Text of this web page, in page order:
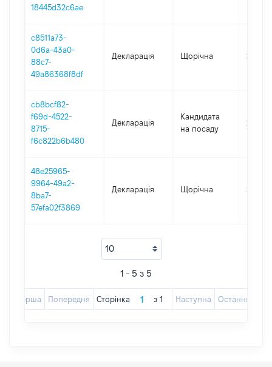
18445d32c6ae
c8511a73-
0d6a-43a0-
88c7-
49a86368f8df
Декларація Щорічна 2023
cb8bcf82-
f69d-4522-
8715-
f6c822b6b480
Декларація
Кандидата
на посаду
2022
48e25965-
9964-49a2-
8ba7-
57efa02f3869
Декларація Щорічна 2022
1 - 5 з 5
Перша Попередня Сторінка з 1 Наступна Остання